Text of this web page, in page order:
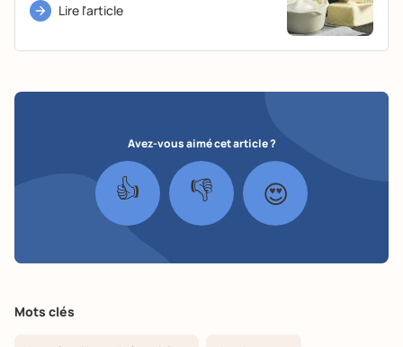
Lire l'article
Avez-vous aimé cet article ?
👍 👎 😍
Mots clés